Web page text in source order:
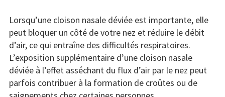
Lorsqu’une cloison nasale déviée est importante, elle
peut bloquer un côté de votre nez et réduire le débit
d’air, ce qui entraîne des difficultés respiratoires.
L’exposition supplémentaire d’une cloison nasale
déviée à l’effet asséchant du flux d’air par le nez peut
parfois contribuer à la formation de croûtes ou de